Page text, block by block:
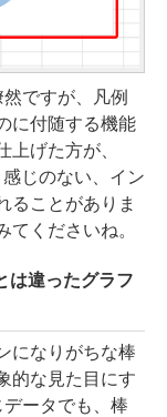
ですが、凡例
に付随する機能
上げた方が、
じのない、イン
ることがありま
くださいね。
は違ったグラフ
になりがちな棒
的な見た目にす
ータでも、棒